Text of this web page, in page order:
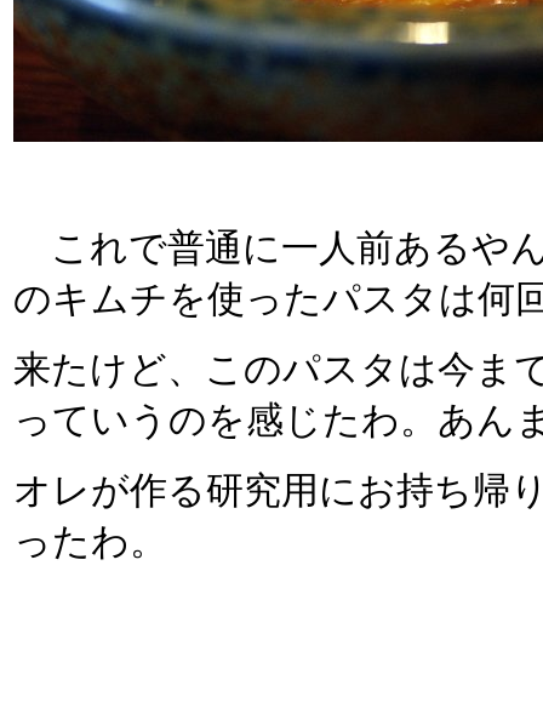
これで普通に一人前あるや
のキムチを使ったパスタは何
来たけど、このパスタは今ま
っていうのを感じたわ。あん
オレが作る研究用にお持ち帰
ったわ。